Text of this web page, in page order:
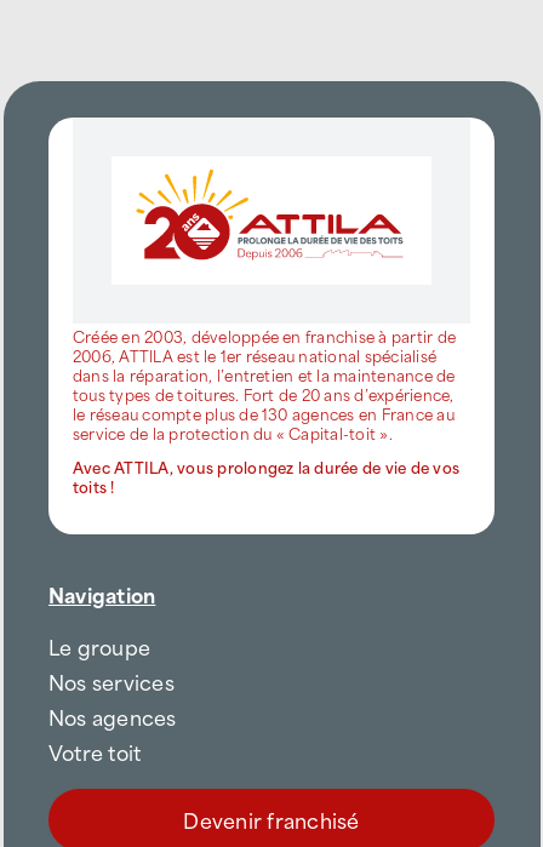
Créée en 2003, développée en franchise à partir de
2006, ATTILA est le 1er réseau national spécialisé
dans la réparation, l’entretien et la maintenance de
tous types de toitures. Fort de 20 ans d’expérience,
le réseau compte plus de 130 agences en France au
service de la protection du « Capital-toit ».
Avec ATTILA, vous prolongez la durée de vie de vos
toits !
Navigation
Le groupe
Nos services
Nos agences
Votre toit
Devenir franchisé